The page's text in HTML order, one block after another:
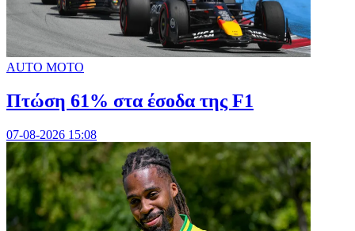
AUTO MOTO
Πτώση 61% στα έσοδα της F1
07-08-2026 15:08